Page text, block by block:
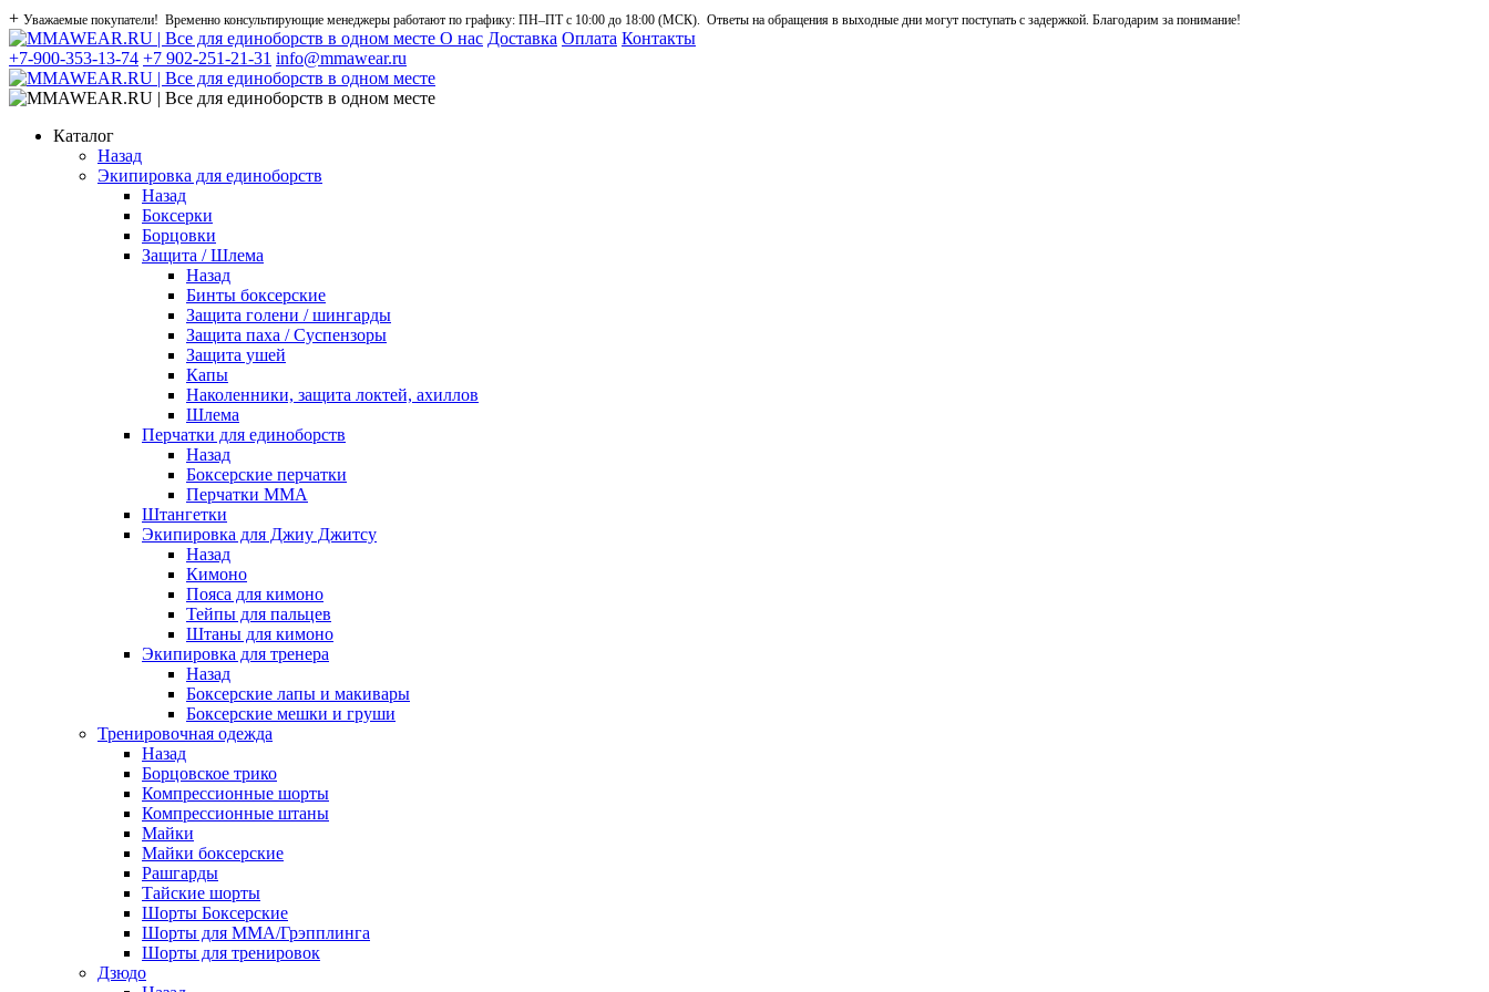
+ Уважаемые покупатели! Временно консультирующие менеджеры работают по графику: ПН–ПТ с 10:00 до 18:00 (МСК). Ответы на обращения в выходные дни могут поступать с задержкой. Благодарим за понимание!
О нас Доставка Оплата Контакты
+7-900-353-13-74 +7 902-251-21-31 info@mmawear.ru
Каталог
Назад
Экипировка для единоборств
Назад
Боксерки
Борцовки
Защита / Шлема
Назад
Бинты боксерские
Защита голени / шингарды
Защита паха / Суспензоры
Защита ушей
Капы
Наколенники, защита локтей, ахиллов
Шлема
Перчатки для единоборств
Назад
Боксерские перчатки
Перчатки ММА
Штангетки
Экипировка для Джиу Джитсу
Назад
Кимоно
Пояса для кимоно
Тейпы для пальцев
Штаны для кимоно
Экипировка для тренера
Назад
Боксерские лапы и макивары
Боксерские мешки и груши
Тренировочная одежда
Назад
Борцовское трико
Компрессионные шорты
Компрессионные штаны
Майки
Майки боксерские
Рашгарды
Тайские шорты
Шорты Боксерские
Шорты для ММА/Грэпплинга
Шорты для тренировок
Дзюдо